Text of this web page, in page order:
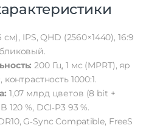
см), IPS, QHD (2560×1440), 16:9
200Гц, 1 мс (MPRT), яр
контрастность1000:1.
1,07 млрдцветов (8 bit +
120 %, DCI‑P3 93 %.
G‑Sync Compatible, FreeS